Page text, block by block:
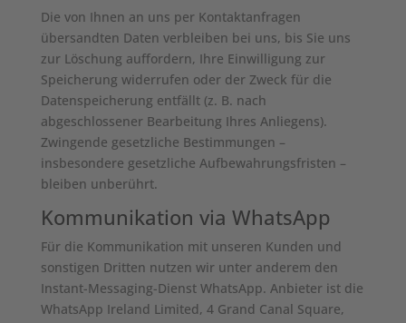
Die von Ihnen an uns per Kontaktanfragen
übersandten Daten verbleiben bei uns, bis Sie uns
zur Löschung auffordern, Ihre Einwilligung zur
Speicherung widerrufen oder der Zweck für die
Datenspeicherung entfällt (z. B. nach
abgeschlossener Bearbeitung Ihres Anliegens).
Zwingende gesetzliche Bestimmungen –
insbesondere gesetzliche Aufbewahrungsfristen –
bleiben unberührt.
Kommunikation via WhatsApp
Für die Kommunikation mit unseren Kunden und
sonstigen Dritten nutzen wir unter anderem den
Instant-Messaging-Dienst WhatsApp. Anbieter ist die
WhatsApp Ireland Limited, 4 Grand Canal Square,